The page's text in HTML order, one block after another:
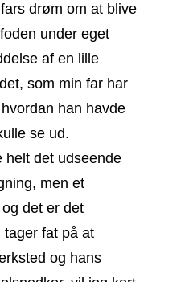
drøm om at blive
under eget
af en lille
som min far har
han havde
se ud.
det udseende
men et
det er det
fat på at
og hans